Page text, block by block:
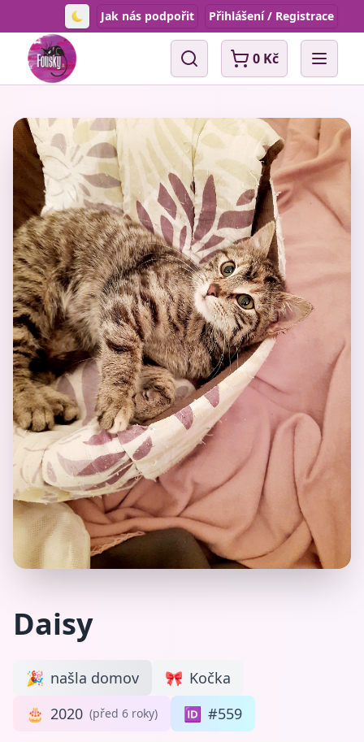
Toggle theme
Jak nás podpořit Přihlášení / Registrace
Vyhledávání0 Kč Open
Daisy
🎉 našla domov 🎀 Kočka
🎂 2020 (před 6 roky) 🆔 #559